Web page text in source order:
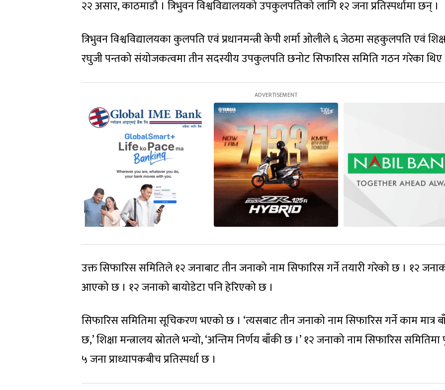
२२ असार, काठमाडौ । त्रिभुवन विश्वविद्यालयको उपकुलपतिको लागि १२ जना प्रतिस्पर्धामा छन् ।
त्रिभुवन विश्वविद्यालयका कुलपति एवं प्रधानमन्त्री केपी शर्मा ओलीले ६ जेठमा सहकुलपति एवं
रघुजी पन्तको संयोजकत्वमा तीन सदस्यीय उपकुलपति छनोट सिफारिस समिति गठन गरेका थिए
उक्त सिफारिस समितिले १२ जनाबाट तीन जनाको नाम सिफारिस गर्ने तयारी गरेको छ । १२
आएको छ । १२ जनाको बायोडेटा पनि हेरिएको छ ।
सिफारिस समितिमा सूचिकरण भएको छ । ‘त्यसबाट तीन जनाको नाम सिफारिस गर्ने काम मात्र
छ,’ शिक्षा मन्त्रालय स्रोतले भन्यो, ‘अन्तिम निर्णय बाँकी छ ।’ १२ जनाको नाम सिफारिस
५ जना प्राध्यापकबीच प्रतिस्पर्धा छ ।